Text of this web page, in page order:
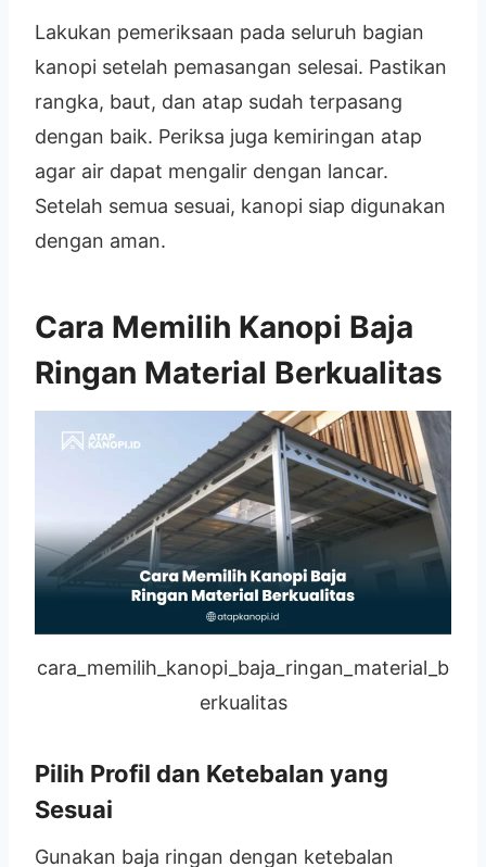
Lakukan pemeriksaan pada seluruh bagian
kanopi setelah pemasangan selesai. Pastikan
rangka, baut, dan atap sudah terpasang
dengan baik. Periksa juga kemiringan atap
agar air dapat mengalir dengan lancar.
Setelah semua sesuai, kanopi siap digunakan
dengan aman.
Cara Memilih Kanopi Baja
Ringan Material Berkualitas
cara_memilih_kanopi_baja_ringan_material_b
erkualitas
Pilih Profil dan Ketebalan yang
Sesuai
Gunakan baja ringan dengan ketebalan